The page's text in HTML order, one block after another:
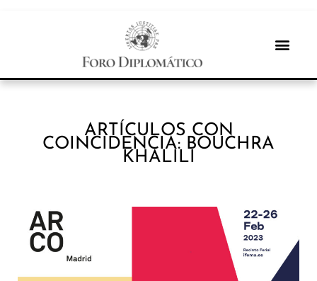
ARTÍCULOS CON
COINCIDENCIA: BOUCHRA
KHALILI